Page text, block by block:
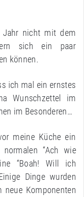
Jahr nicht mit dem
sich ein paar
können.
ich mal ein ernstes
Wunschzettel im
im Besonderen…
meine Küche ein
“Ach wie
“Boah! Will ich
Dinge wurden
neue Komponenten